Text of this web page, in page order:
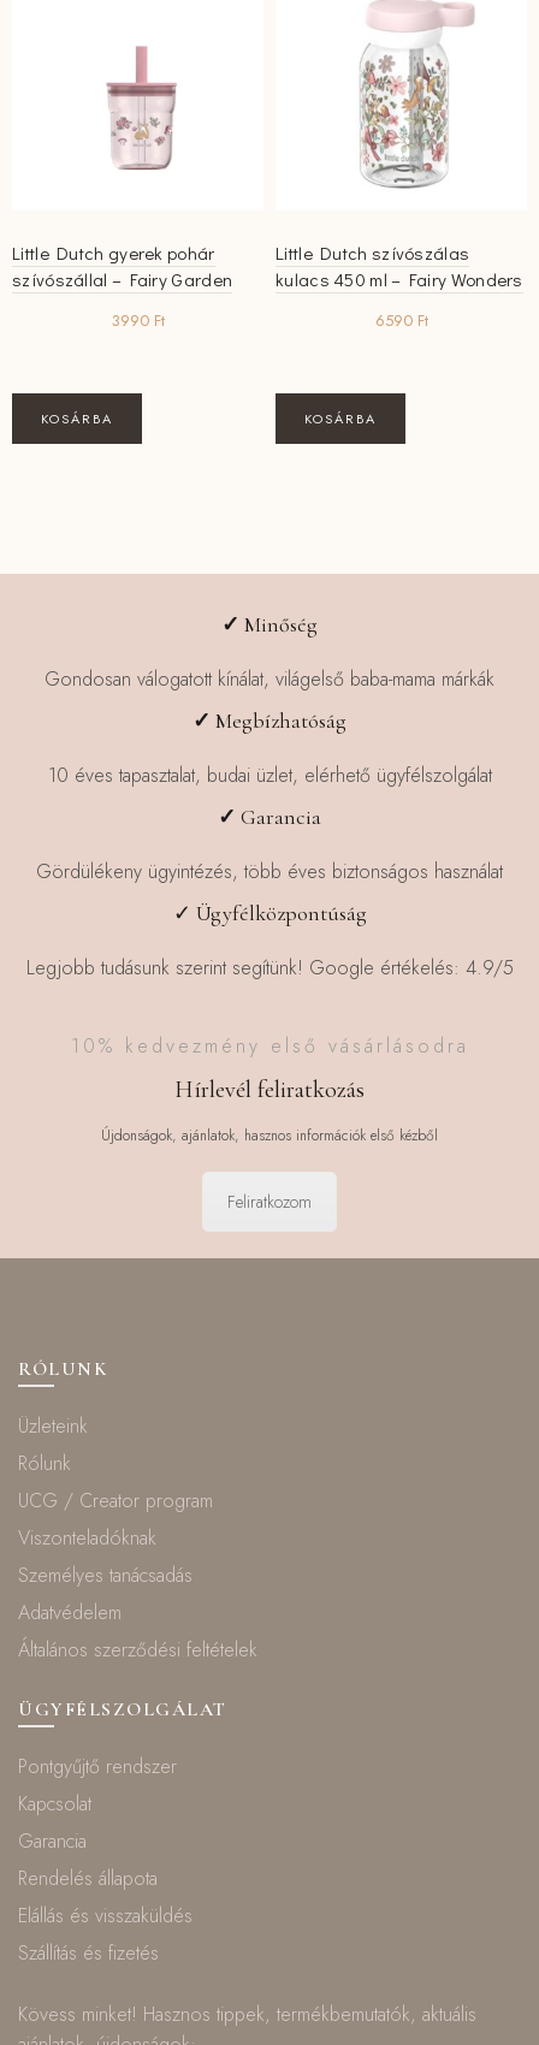
Little Dutch gyerek pohár
szívószállal – Fairy Garden
3990 Ft
KOSÁRBA
Little Dutch szívószálas
kulacs 450 ml – Fairy Wonders
6590 Ft
KOSÁRBA
✓ Minőség
Gondosan válogatott kínálat, világelső baba-mama márkák
✓ Megbízhatóság
10 éves tapasztalat, budai üzlet, elérhető ügyfélszolgálat
✓ Garancia
Gördülékeny ügyintézés, több éves biztonságos használat
✓ Ügyfélközpontúság
Legjobb tudásunk szerint segítünk! Google értékelés: 4.9/5
10% kedvezmény első vásárlásodra
Hírlevél feliratkozás
Újdonságok, ajánlatok, hasznos információk első kézből
Feliratkozom
RÓLUNK
Üzleteink
Rólunk
UCG / Creator program
Viszonteladóknak
Személyes tanácsadás
Adatvédelem
Általános szerződési feltételek
ÜGYFÉLSZOLGÁLAT
Pontgyűjtő rendszer
Kapcsolat
Garancia
Rendelés állapota
Elállás és visszaküldés
Szállítás és fizetés
Kövess minket! Hasznos tippek, termékbemutatók, aktuális